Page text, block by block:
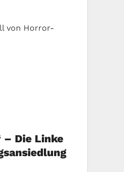
von Horror-
– Die Linke